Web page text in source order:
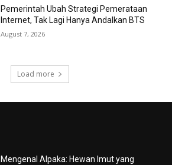
Pemerintah Ubah Strategi Pemerataan
Internet, Tak Lagi Hanya Andalkan BTS
August 7, 2026
Load more
Mengenal Alpaka: Hewan Imut yang